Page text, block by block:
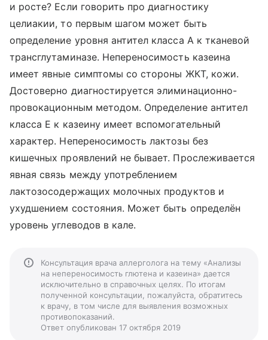
и росте? Если говорить про диагностику
целиакии, то первым шагом может быть
определение уровня антител класса А к тканевой
трансглутаминазе. Непереносимость казеина
имеет явные симптомы со стороны ЖКТ, кожи.
Достоверно диагностируется элиминационно-
провокационным методом. Определение антител
класса Е к казеину имеет вспомогательный
характер. Непереносимость лактозы без
кишечных проявлений не бывает. Прослеживается
явная связь между употреблением
лактозосодержащих молочных продуктов и
ухудшением состояния. Может быть определён
уровень углеводов в кале.
Консультация врача аллерголога на тему «Анализы
на непереносимость глютена и казеина» дается
исключительно в справочных целях. По итогам
полученной консультации, пожалуйста, обратитесь
к врачу, в том числе для выявления возможных
противопоказаний.
Ответ опубликован 17 октября 2019